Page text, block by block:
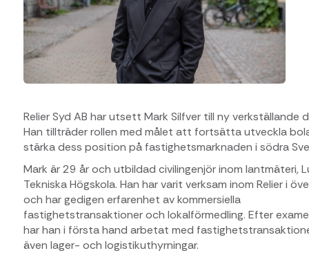
Relier Syd AB har utsett Mark Silfver till ny verkställande
Han tillträder rollen med målet att fortsätta utveckla
stärka dess position på fastighetsmarknaden i södra
Mark är 29 år och utbildad civilingenjör inom lantmäteri,
Tekniska Högskola. Han har varit verksam inom Relier i
och har gedigen erfarenhet av kommersiella
fastighetstransaktioner och lokalförmedling. Efter
har han i första hand arbetat med
även lager- och logistikuthyrningar.